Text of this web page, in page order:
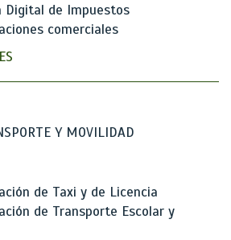
Digital de Impuestos
comerciales
Y MOVILIDAD
de Taxi y de Licencia
de Transporte Escolar y